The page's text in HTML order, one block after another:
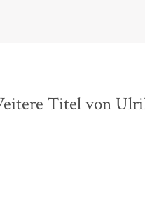
Titel von